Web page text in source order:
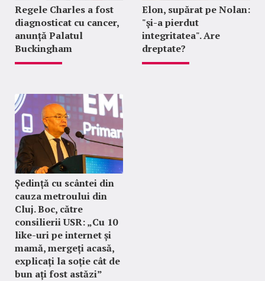
Regele Charles a fost
diagnosticat cu cancer,
anunță Palatul
Buckingham
Elon, supărat pe Nolan:
"şi-a pierdut
integritatea". Are
dreptate?
Ședință cu scântei din
cauza metroului din
Cluj. Boc, către
consilierii USR: „Cu 10
like-uri pe internet și
mamă, mergeți acasă,
explicați la soție cât de
bun ați fost astăzi”